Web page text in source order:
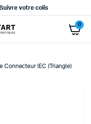
Suivre votre colis
0
Connecteur IEC (Triangle)